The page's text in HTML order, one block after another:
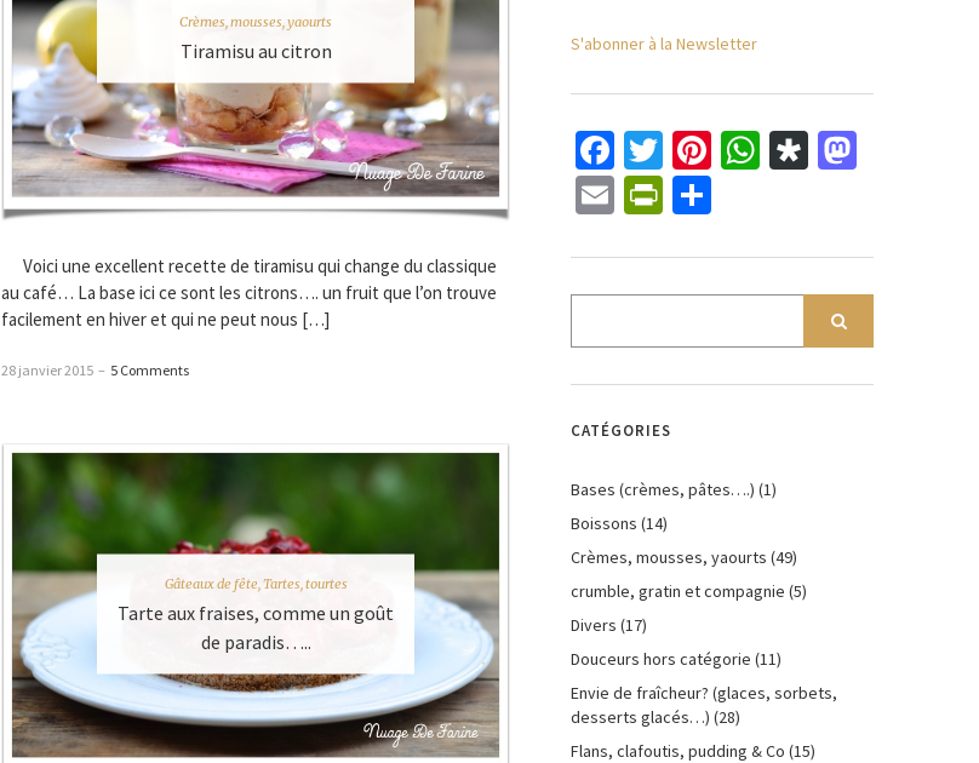
Crèmes, mousses, yaourts
Tiramisu au citron
Voici une excellent recette de tiramisu qui change du classique
au café… La base ici ce sont les citrons…. un fruit que l’on trouve
facilement en hiver et qui ne peut nous […]
28 janvier 2015 – 5 Comments
Gâteaux de fête, Tartes, tourtes
Tarte aux fraises, comme un goût
de paradis…..
S'abonner à la Newsletter
Facebook
Twitter
Pinterest
WhatsApp
Diaspora
EmailPrintFriendly
CATÉGORIES
Bases (crèmes, pâtes….) (1)
Boissons (14)
Crèmes, mousses, yaourts (49)
crumble, gratin et compagnie (5)
Divers (17)
Douceurs hors catégorie (11)
Envie de fraîcheur? (glaces, sorbets,
desserts glacés…) (28)
Flans, clafoutis, pudding & Co (15)